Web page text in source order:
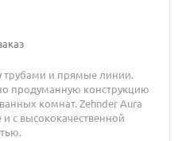
трубами и прямые линии.
продуманную конструкцию
комнат. Zehnder Aura
и с высококачественной